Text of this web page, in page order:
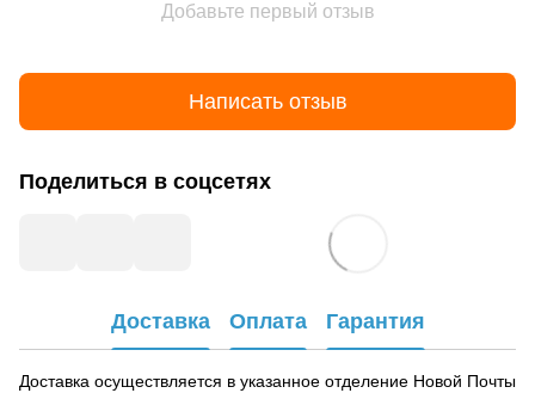
Добавьте первый отзыв
Написать отзыв
Поделиться в соцсетях
Доставка Оплата Гарантия
Доставка осуществляется в указанное отделение Новой Почты